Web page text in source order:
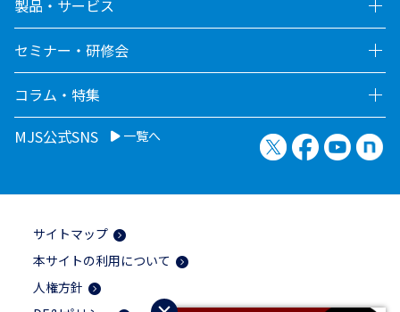
製品・サービス
セミナー・研修会
コラム・特集
MJS公式SNS
一覧へ X（旧Twitter）
Facebook
サイトマップ
本サイトの利用について
人権方針